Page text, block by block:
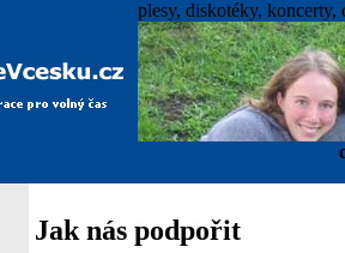
plesy, diskotéky,
Jak nás podpořit